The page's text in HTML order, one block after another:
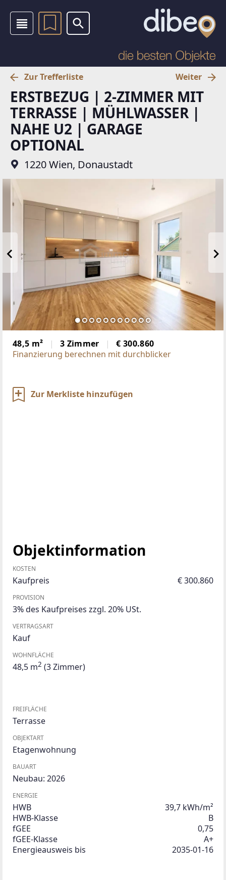
Zur Trefferliste Weiter
ERSTBEZUG | 2-ZIMMER MIT
TERRASSE | MÜHLWASSER |
NAHE U2 | GARAGE
OPTIONAL
1220 Wien, Donaustadt
48,5 m² 3 Zimmer
€ 300.860
Finanzierung berechnen mit durchblicker
Zur Merkliste hinzufügen
Objektinformation
KOSTEN
Kaufpreis € 300.860
PROVISION
3% des Kaufpreises zzgl. 20% USt.
VERTRAGSART
Kauf
WOHNFLÄCHE
48,5 m2 (3 Zimmer)
FREIFLÄCHE
Terrasse
OBJEKTART
Etagenwohnung
BAUART
Neubau: 2026
ENERGIE
HWB
39,7 kWh/m²
HWB-Klasse
B
fGEE
0,75
fGEE-Klasse
A+
Energieausweis bis
2035-01-16